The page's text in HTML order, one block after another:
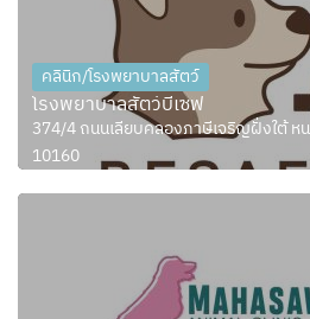
คลินิก/โรงพยาบาลสัตว์
โรงพยาบาลสัตว์บีเซฟ
374/4 ถนนเลียบคลองภาษีเจริญฝั่งใต้ ห
10160